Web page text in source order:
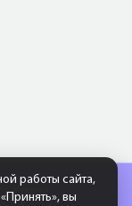
работы сайта,
вы